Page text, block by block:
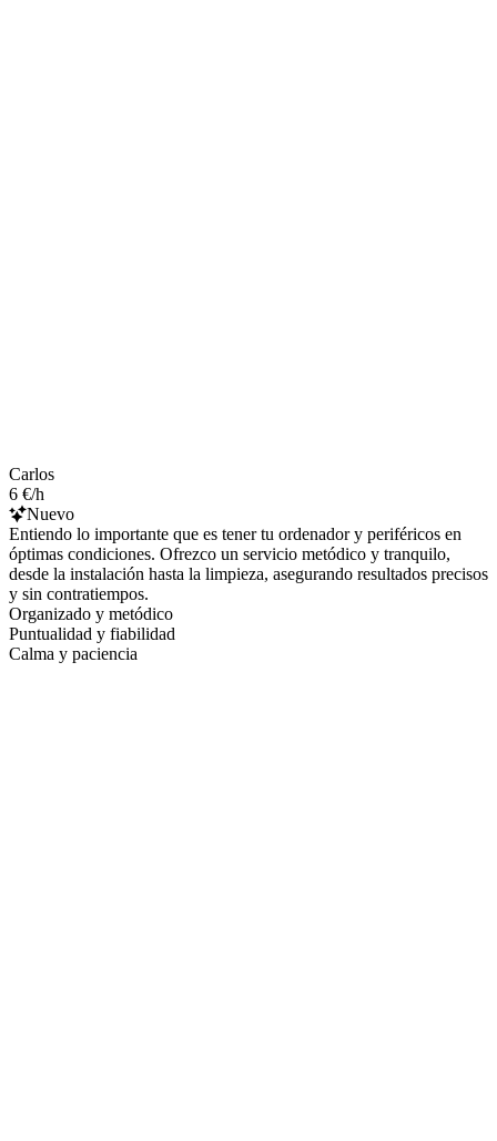
Carlos
6 €/h
Nuevo
Entiendo lo importante que es tener tu ordenador y periféricos en
óptimas condiciones. Ofrezco un servicio metódico y tranquilo,
desde la instalación hasta la limpieza, asegurando resultados precisos
y sin contratiempos.
Organizado y metódico
Puntualidad y fiabilidad
Calma y paciencia